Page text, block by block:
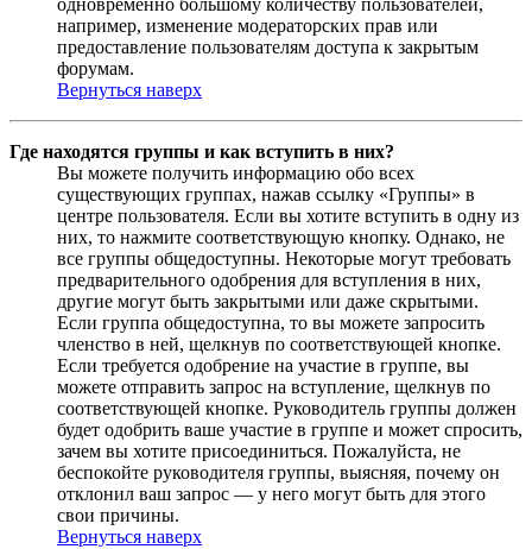
одновременно большому количеству пользователей,
например, изменение модераторских прав или
предоставление пользователям доступа к закрытым
форумам.
Вернуться наверх
Где находятся группы и как вступить в них?
Вы можете получить информацию обо всех
существующих группах, нажав ссылку «Группы» в
центре пользователя. Если вы хотите вступить в одну из
них, то нажмите соответствующую кнопку. Однако, не
все группы общедоступны. Некоторые могут требовать
предварительного одобрения для вступления в них,
другие могут быть закрытыми или даже скрытыми.
Если группа общедоступна, то вы можете запросить
членство в ней, щелкнув по соответствующей кнопке.
Если требуется одобрение на участие в группе, вы
можете отправить запрос на вступление, щелкнув по
соответствующей кнопке. Руководитель группы должен
будет одобрить ваше участие в группе и может спросить,
зачем вы хотите присоединиться. Пожалуйста, не
беспокойте руководителя группы, выясняя, почему он
отклонил ваш запрос — у него могут быть для этого
свои причины.
Вернуться наверх